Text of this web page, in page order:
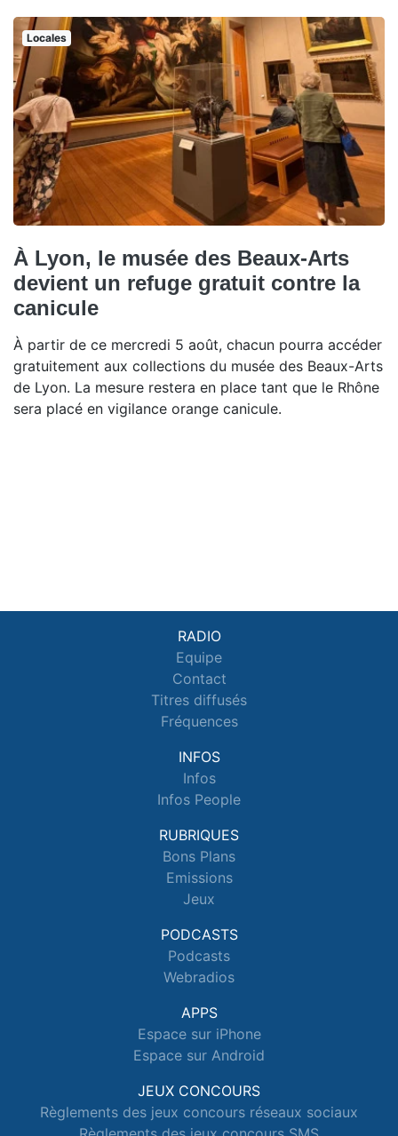
Locales
À Lyon, le musée des Beaux-Arts
devient un refuge gratuit contre la
canicule
À partir de ce mercredi 5 août, chacun pourra accéder
gratuitement aux collections du musée des Beaux-Arts
de Lyon. La mesure restera en place tant que le Rhône
sera placé en vigilance orange canicule.
RADIO
Equipe
Contact
Titres diffusés
Fréquences
INFOS
Infos
Infos People
RUBRIQUES
Bons Plans
Emissions
Jeux
PODCASTS
Podcasts
Webradios
APPS
Espace sur iPhone
Espace sur Android
JEUX CONCOURS
Règlements des jeux concours réseaux sociaux